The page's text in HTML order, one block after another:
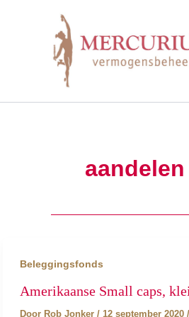
Beleggingsfonds
Amerikaanse Small caps,
Door Rob Jonker / 12 september 2020 /